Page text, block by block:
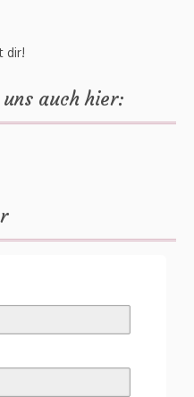
dir!
auch hier: